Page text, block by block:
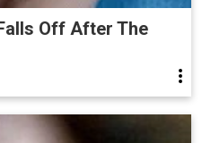
Off After The